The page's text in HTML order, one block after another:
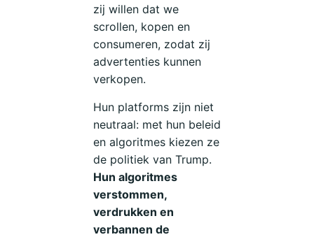
zij willen dat we
scrollen, kopen en
consumeren, zodat zij
advertenties kunnen
verkopen.
Hun platforms zijn niet
neutraal: met hun beleid
en algoritmes kiezen ze
de politiek van Trump.
Hun algoritmes
verstommen,
verdrukken en
verbannen de